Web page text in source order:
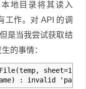
本地目录将其读入
工作。对 API 的调
是当我尝试获取结
的事情：
sheet=1)
: invalid 'path'